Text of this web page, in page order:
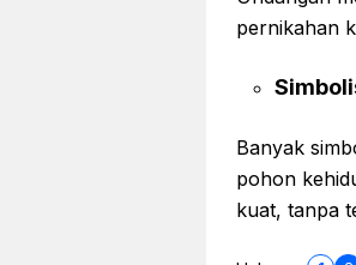
pernikahan
Banyak
pohon
kuat, tanpa